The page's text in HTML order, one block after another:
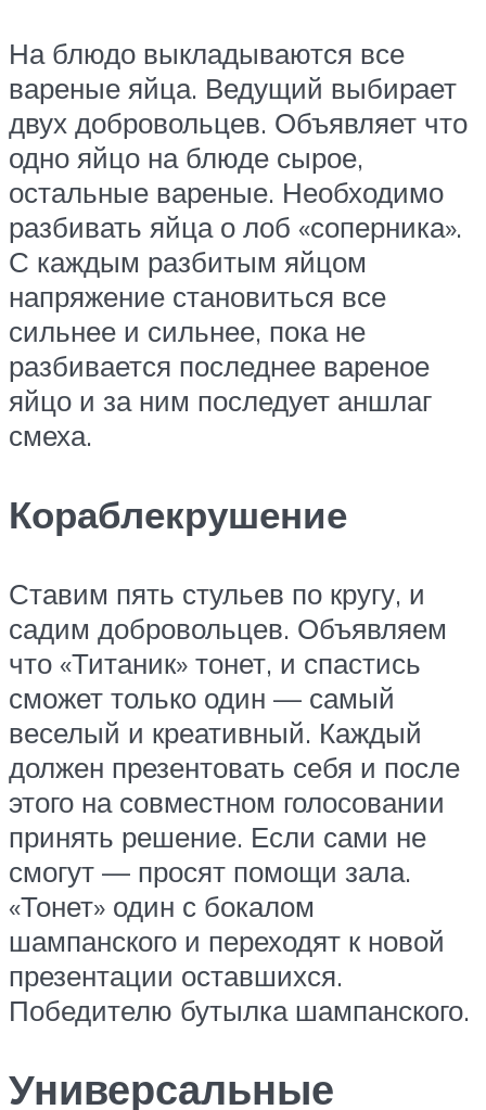
На блюдо выкладываются все
вареные яйца. Ведущий выбирает
двух добровольцев. Объявляет что
одно яйцо на блюде сырое,
остальные вареные. Необходимо
разбивать яйца о лоб «соперника».
С каждым разбитым яйцом
напряжение становиться все
сильнее и сильнее, пока не
разбивается последнее вареное
яйцо и за ним последует аншлаг
смеха.
Кораблекрушение
Ставим пять стульев по кругу, и
садим добровольцев. Объявляем
что «Титаник» тонет, и спастись
сможет только один — самый
веселый и креативный. Каждый
должен презентовать себя и после
этого на совместном голосовании
принять решение. Если сами не
смогут — просят помощи зала.
«Тонет» один с бокалом
шампанского и переходят к новой
презентации оставшихся.
Победителю бутылка шампанского.
Универсальные